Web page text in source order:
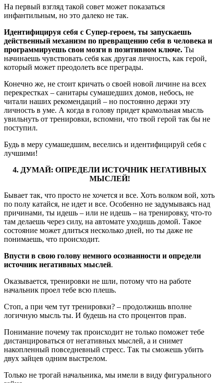
На первый взгляд такой совет может показаться
инфантильным, но это далеко не так.
Идентифицируя себя с Супер-героем, ты запускаешь
действенный механизм по превращению себя в человека и
программируешь свои мозги в позитивном ключе. Ты
начинаешь чувствовать себя как другая личность, как герой,
который может преодолеть все преграды.
Конечно же, не стоит кричать о своей новой личине на всех
перекрестках – санитары сумашедших домов, небось, не
читали наших рекомендаций – но постоянно держи эту
личность в уме. А когда в голову придет крамольная мысль
увильнуть от тренировки, вспомни, что твой герой так бы не
поступил.
Будь в меру сумашедшим, веселись и идентифицируй себя с
лучшими!
4. ДУМАЙ: ОПРЕДЕЛИ ИСТОЧНИК НЕГАТИВНЫХ
МЫСЛЕЙ!
Бывает так, что просто не хочется и все. Хоть волком вой, хоть
по полу катайся, не идет и все. Особенно не задумываясь над
причинами, ты идешь – или не идешь – на тренировку, что-то
там делаешь через силу, на автомате уходишь домой. Такое
состояние может длиться несколько дней, но ты даже не
понимаешь, что происходит.
Впусти в свою голову немного осознанности и определи
источник негативных мыслей.
Оказывается, тренировки не шли, потому что на работе
начальник проел тебе всю плешь.
Стоп, а при чем тут тренировки? – продолжишь вполне
логичную мысль ты. И будешь на сто процентов прав.
Понимание почему так происходит не только поможет тебе
дистанцироваться от негативных мыслей, а и снимет
накопленный повседневный стресс. Так ты сможешь убить
двух зайцев одним выстрелом.
Только не трогай начальника, мы имели в виду фигурального